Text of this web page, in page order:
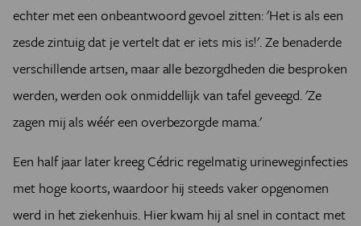
echter met een onbeantwoord gevoel zitten: 'Het is als een
zesde zintuig dat je vertelt dat er iets mis is!'. Ze benaderde
verschillende artsen, maar alle bezorgdheden die besproken
werden, werden ook onmiddellijk van tafel geveegd. 'Ze
zagen mij als wéér een overbezorgde mama.'
Een half jaar later kreeg Cédric regelmatig urineweginfecties
met hoge koorts, waardoor hij steeds vaker opgenomen
werd in het ziekenhuis. Hier kwam hij al snel in contact met